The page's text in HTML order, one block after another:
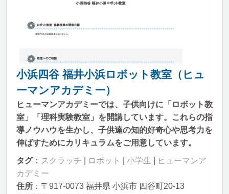
小浜四谷 福井小浜ロボット教室（ヒュ
ーマンアカデミー）
ヒューマンアカデミーでは、子供向けに「ロボット教
室」「理科実験教室」を開講しています。これらの指
導ノウハウを生かし、子供達の知的好奇心や思考力を
伸ばすためにカリキュラムをご用意しています。
タグ： スクラッチ ロボット 小学生
ヒューマンア
カデミー
住所 ：〒917-0073 福井県 小浜市 四谷町20-13